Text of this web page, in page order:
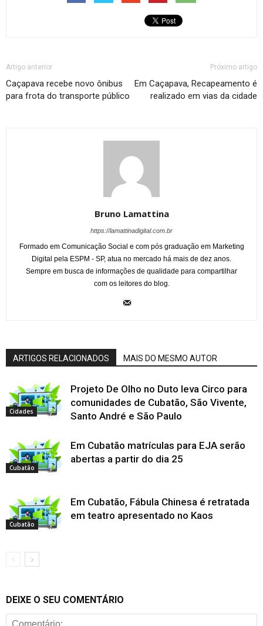
Artigo anterior
Caçapava recebe novo ônibus
para frota do transporte público
Próximo artigo
Em Caçapava, Recapeamento é
realizado em vias da cidade
Bruno Lamattina
https://lamattinadigital.com.br
Formado em Comunicação Social e com pós graduação em Marketing
Digital pela ESPM - SP, atua no mercado há mais de dez anos.
Sempre em busca de informações de qualidade para compartilhar
com os leitores do blog.
ARTIGOS RELACIONADOS MAIS DO MESMO AUTOR
Cidades
Projeto De Olho no Duto leva Circo para
comunidades de Cubatão, São Vivente,
Santo André e São Paulo
Cubatão
Em Cubatão matrículas para EJA serão
abertas a partir do dia 25
Cubatão
Em Cubatão, Fábula Chinesa é retratada
em teatro apresentado no Kaos
DEIXE O SEU COMENTÁRIO